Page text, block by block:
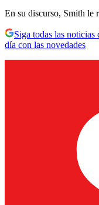
En su discurso, Smith le
Siga todas las noticias
día con las novedades